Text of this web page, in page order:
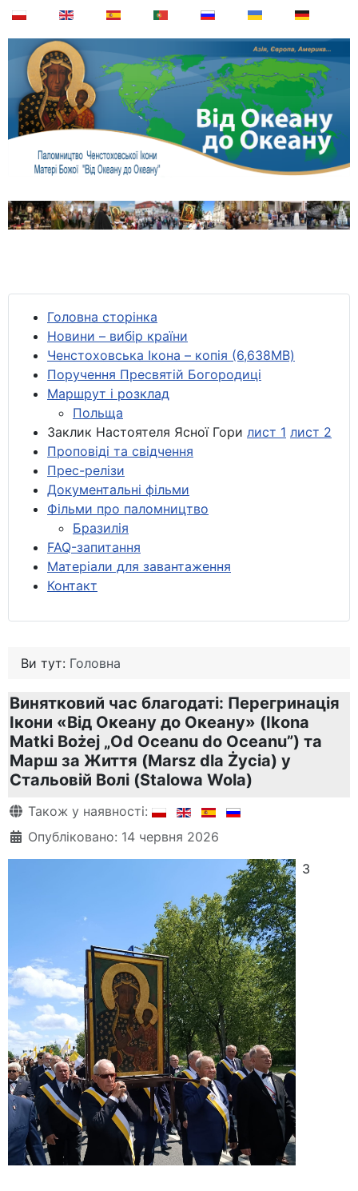
Головна сторінка
Новини – вибір країни
Ченстоховська Ікона – копія (6,638MB)
Поручення Пресвятій Богородиці
Маршрут і розклад
Польща
Заклик Настоятеля Ясної Гори лист 1 лист 2
Проповіді та свідчення
Прес-релізи
Документальні фільми
Фільми про паломництво
Бразилія
FAQ-запитання
Матеріали для завантаження
Контакт
Ви тут: Головна
Винятковий час благодаті: Перегринація
Ікони «Від Океану до Океану» (Ikona
Matki Bożej „Od Oceanu do Oceanu”) та
Марш за Життя (Marsz dla Życia) у
Стальовій Волі (Stalowa Wola)
Деталі
Також у наявності:
Опубліковано: 14 червня 2026
З